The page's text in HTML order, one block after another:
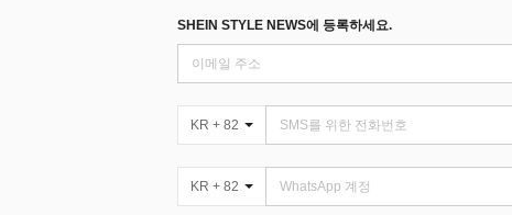
SHEIN STYLE NEWS에 등록하세요.
KR + 82
KR + 82